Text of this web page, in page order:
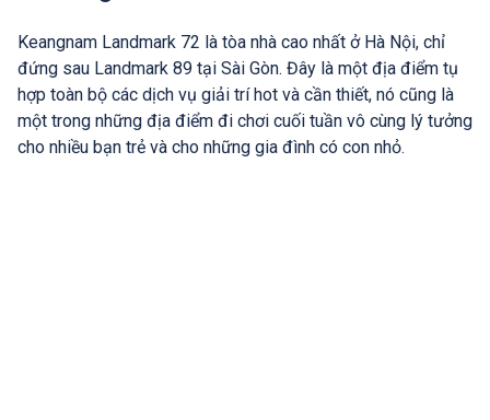
Keangnam Landmark 72 là tòa nhà cao nhất ở Hà Nội, chỉ
đứng sau Landmark 89 tại Sài Gòn. Đây là một địa điểm tụ
hợp toàn bộ các dịch vụ giải trí hot và cần thiết, nó cũng là
một trong những địa điểm đi chơi cuối tuần vô cùng lý tưởng
cho nhiều bạn trẻ và cho những gia đình có con nhỏ.